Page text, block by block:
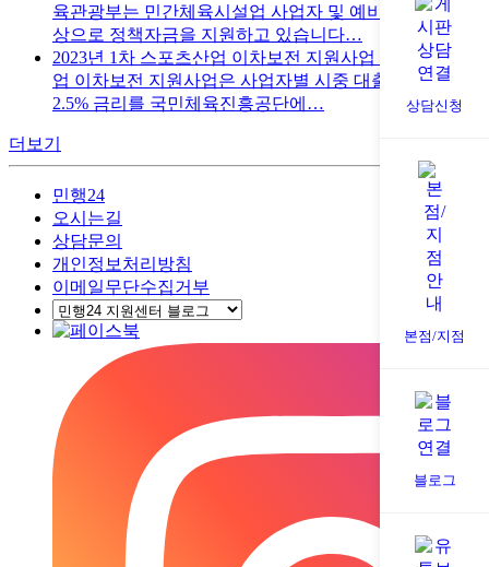
상담신청
본점/지점
블로그
육관광부는 민간체육시설업 사업자 및 예비사업자를 대
상으로 정책자금을 지원하고 있습니다…
2023년 1차 스포츠산업 이차보전 지원사업 …
스포츠산
업 이차보전 지원사업은 사업자별 시중 대출금리 중
2.5% 금리를 국민체육진흥공단에…
더보기
민행24
오시는길
상담문의
개인정보처리방침
이메일무단수집거부